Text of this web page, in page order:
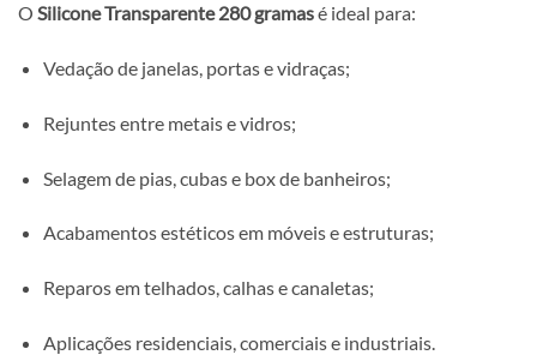
O Silicone Transparente 280 gramasé ideal para:
Vedação de janelas, portas e vidraças;
Rejuntes entre metais e vidros;
Selagem de pias, cubas e box de banheiros;
Acabamentos estéticos em móveis e estruturas;
Reparos em telhados, calhas e canaletas;
Aplicações residenciais, comerciais e industriais.